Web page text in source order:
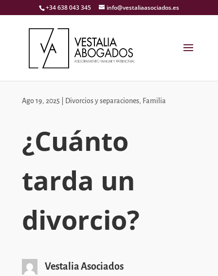
+34 638 043 345 info@vestaliaasociados.es
Ago 19, 2025 Divorcios y separaciones, Familia
¿Cuánto
tarda un
divorcio?
Vestalia Asociados